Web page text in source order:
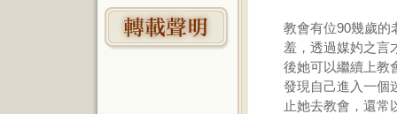
教會有位90幾歲的
羞，透過媒妁之言
後她可以繼續上教
發現自己進入一個
止她去教會，還常